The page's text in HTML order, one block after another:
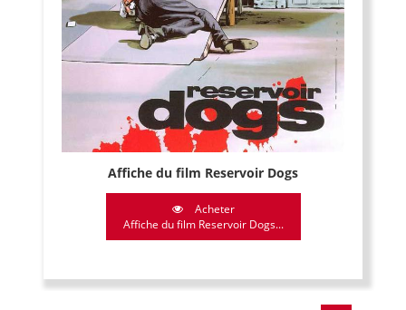
Affiche du film Reservoir Dogs
Acheter
Affiche du film Reservoir Dogs...